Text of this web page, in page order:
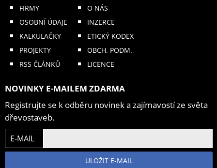
FIRMY
OSOBNÍ ÚDAJE
KALKULAČKY
PROJEKTY
RSS ČLÁNKŮ
O NÁS
INZERCE
ETICKÝ KODEX
OBCH. PODM.
LICENCE
NOVINKY E-MAILEM ZDARMA
Registrujte se k odběru novinek a zajímavostí ze světa
dřevostaveb.
E-MAIL
ULOŽIT E-MAIL